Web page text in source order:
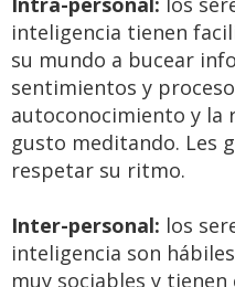
inteligencia tienen
su mundo a bucear
sentimientos y
autoconocimiento y la
gusto meditando. Les
respetar su ritmo.
Inter-personal: los
inteligencia son
muy sociables y